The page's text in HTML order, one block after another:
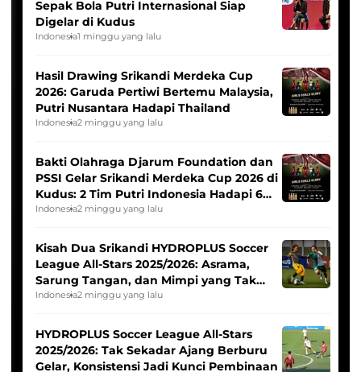
Sepak Bola Putri Internasional Siap
Digelar di Kudus
Indonesia1 minggu yang lalu
Hasil Drawing Srikandi Merdeka Cup
2026: Garuda Pertiwi Bertemu Malaysia,
Putri Nusantara Hadapi Thailand
Indonesia2 minggu yang lalu
Bakti Olahraga Djarum Foundation dan
PSSI Gelar Srikandi Merdeka Cup 2026 di
Kudus: 2 Tim Putri Indonesia Hadapi 6
Tim Asia
Indonesia2 minggu yang lalu
Kisah Dua Srikandi HYDROPLUS Soccer
League All-Stars 2025/2026: Asrama,
Sarung Tangan, dan Mimpi yang Tak
Pernah Padam
Indonesia2 minggu yang lalu
HYDROPLUS Soccer League All-Stars
2025/2026: Tak Sekadar Ajang Berburu
Gelar, Konsistensi Jadi Kunci Pembinaan